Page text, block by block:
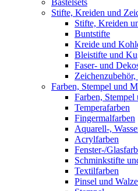
Bastelsets
Stifte, Kreiden und
Stifte, Kreiden
Buntstifte
Kreide und
Bleistifte und
Faser- und
Farben, Stempel und
Farben,
Temperafarben
Fingermalfarben
Aquarell-,
Acrylfarben
Fenster-/
Schminkstifte
Textilfarben
Pinsel und